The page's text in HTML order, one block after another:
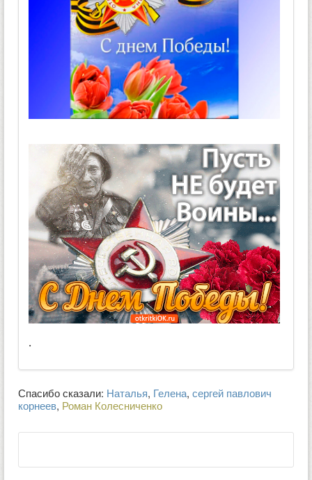
.
Спасибо сказали: Наталья, Гелена, сергей павлович
корнеев, Роман Колесниченко